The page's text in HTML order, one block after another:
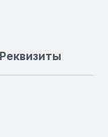
Реквизиты